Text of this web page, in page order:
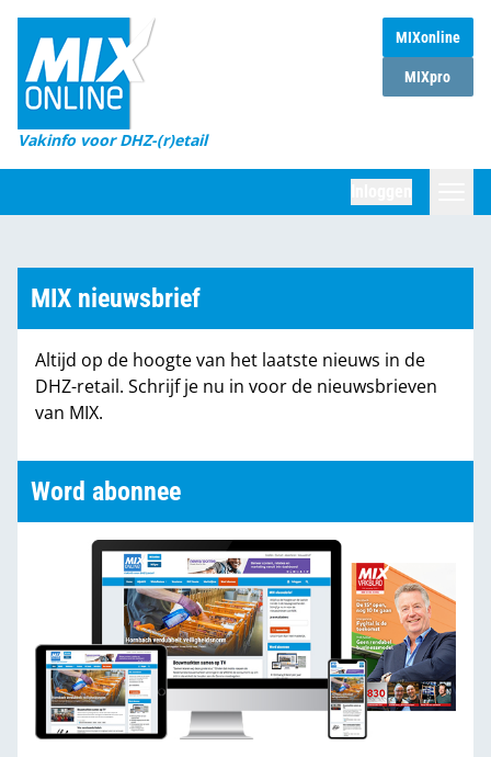
MIXonline
MIXpro
Vakinfo voor DHZ-(r)etail
Home
Magazines
DHZ Sessie
Marktcijfers
Partners
MIX nieuwsbrief
Altijd op de hoogte van het laatste nieuws in de
DHZ-retail. Schrijf je nu in voor de nieuwsbrieven
van MIX.
Word abonnee